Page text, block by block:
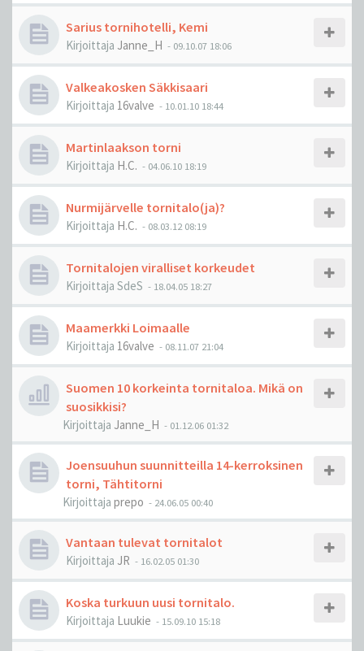
Sarius tornihotelli, Kemi
Kirjoittaja Janne_H - 09.10.07 18:06
Valkeakosken Säkkisaari
Kirjoittaja 16valve - 10.01.10 18:44
Martinlaakson torni
Kirjoittaja H.C. - 04.06.10 18:19
Nurmijärvelle tornitalo(ja)?
Kirjoittaja H.C. - 08.03.12 08:19
Tornitalojen viralliset korkeudet
Kirjoittaja SdeS - 18.04.05 18:27
Maamerkki Loimaalle
Kirjoittaja 16valve - 08.11.07 21:04
Suomen 10 korkeinta tornitaloa. Mikä on
suosikkisi?
Kirjoittaja Janne_H - 01.12.06 01:32
Joensuuhun suunnitteilla 14-kerroksinen
torni, Tähtitorni
Kirjoittaja prepo - 24.06.05 00:40
Vantaan tulevat tornitalot
Kirjoittaja JR - 16.02.05 01:30
Koska turkuun uusi tornitalo.
Kirjoittaja Luukie - 15.09.10 15:18